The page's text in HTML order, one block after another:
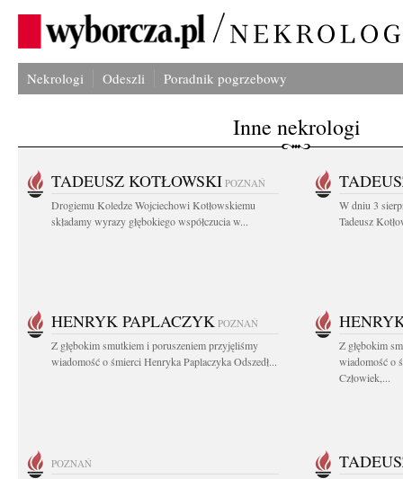
Nekrologi Odeszli Poradnik pogrzebowy
Inne nekrologi
TADEUSZ KOTŁOWSKI POZNAŃ
Drogiemu Koledze Wojciechowi Kotłowskiemu
składamy wyrazy głębokiego współczucia w...
W dniu 3
Tadeusz
HENRYK PAPLACZYK POZNAŃ
Z głębokim smutkiem i poruszeniem przyjęliśmy
wiadomość o śmierci Henryka Paplaczyka Odszedł...
Z głębokim
wiadomość o
Człowiek,...
POZNAŃ